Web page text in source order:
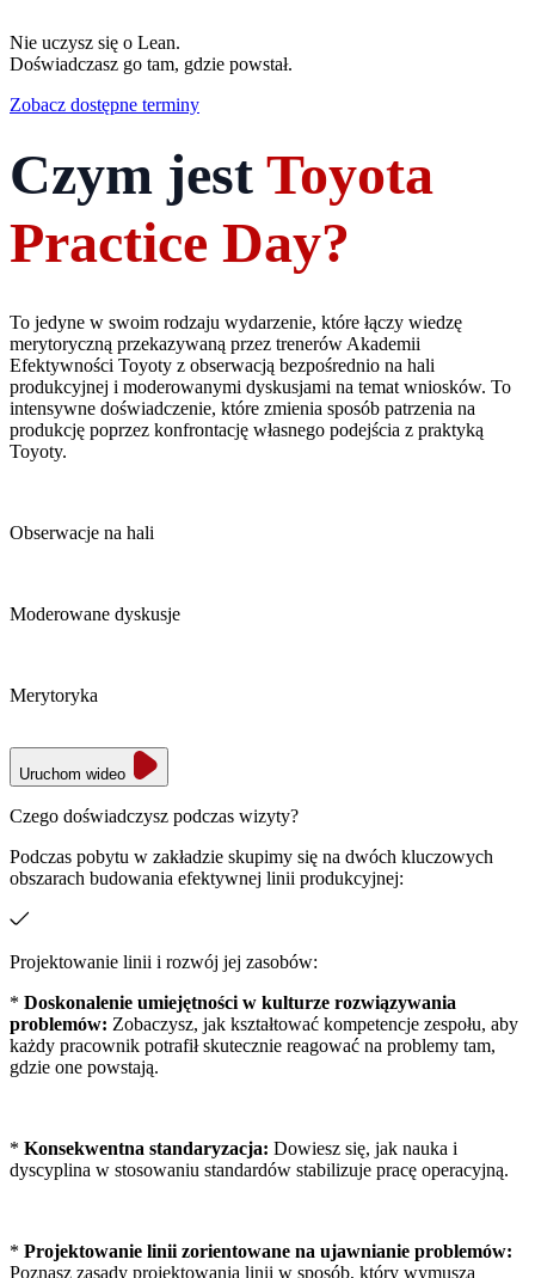
Nie uczysz się o Lean.
Doświadczasz go tam, gdzie powstał.
Zobacz dostępne terminy
Czym jest Toyota
Practice Day?
To jedyne w swoim rodzaju wydarzenie, które łączy wiedzę
merytoryczną przekazywaną przez trenerów Akademii
Efektywności Toyoty z obserwacją bezpośrednio na hali
produkcyjnej i moderowanymi dyskusjami na temat wniosków. To
intensywne doświadczenie, które zmienia sposób patrzenia na
produkcję poprzez konfrontację własnego podejścia z praktyką
Toyoty.
Obserwacje na hali
Moderowane dyskusje
Merytoryka
Uruchom wideo
Czego doświadczysz podczas wizyty?
Podczas pobytu w zakładzie skupimy się na dwóch kluczowych
obszarach budowania efektywnej linii produkcyjnej:
Projektowanie linii i rozwój jej zasobów:
* Doskonalenie umiejętności w kulturze rozwiązywania
problemów: Zobaczysz, jak kształtować kompetencje zespołu, aby
każdy pracownik potrafił skutecznie reagować na problemy tam,
gdzie one powstają.
* Konsekwentna standaryzacja: Dowiesz się, jak nauka i
dyscyplina w stosowaniu standardów stabilizuje pracę operacyjną.
* Projektowanie linii zorientowane na ujawnianie problemów:
Poznasz zasady projektowania linii w sposób, który wymusza